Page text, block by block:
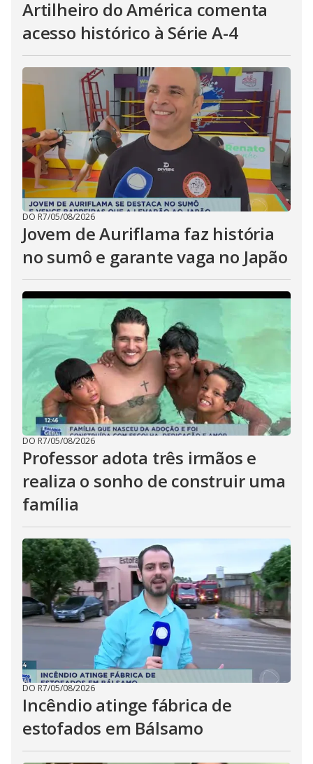
Artilheiro do América comenta
acesso histórico à Série A-4
DO R7/05/08/2026
Jovem de Auriflama faz história
no sumô e garante vaga no Japão
DO R7/05/08/2026
Professor adota três irmãos e
realiza o sonho de construir uma
família
DO R7/05/08/2026
Incêndio atinge fábrica de
estofados em Bálsamo